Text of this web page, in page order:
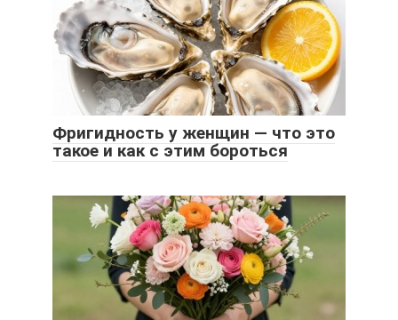
Фригидность у женщин — что это
такое и как с этим бороться